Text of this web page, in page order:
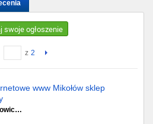
swoje ogłoszenie
z 2
www Mikołów sklep